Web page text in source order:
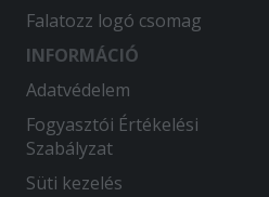
Falatozz logó csomag
INFORMÁCIÓ
Adatvédelem
Fogyasztói Értékelési
Szabályzat
Süti kezelés